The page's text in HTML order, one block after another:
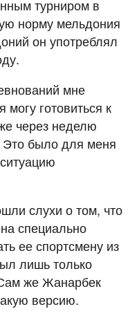
турниром в
норму мельдония
он употреблял
мне
готовиться к
через неделю
было для меня
слухи о том, что
специально
ее спортсмену из
лишь только
же Жанарбек
версию.